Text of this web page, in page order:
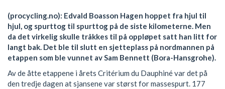
(procycling.no): Edvald Boasson Hagen hoppet fra hjul til
hjul, og spurttog til spurttog på de siste kilometerne. Men
da det virkelig skulle tråkkes til på oppløpet satt han litt for
langt bak. Det ble til slutt en sjetteplass på nordmannen på
etappen som ble vunnet av Sam Bennett (Bora-Hansgrohe).
Av de åtte etappene i årets Critérium du Dauphiné var det på
den tredje dagen at sjansene var størst for massespurt. 177